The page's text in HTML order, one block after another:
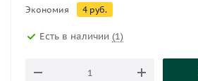
Экономия 4 руб.
Есть в наличии (1)